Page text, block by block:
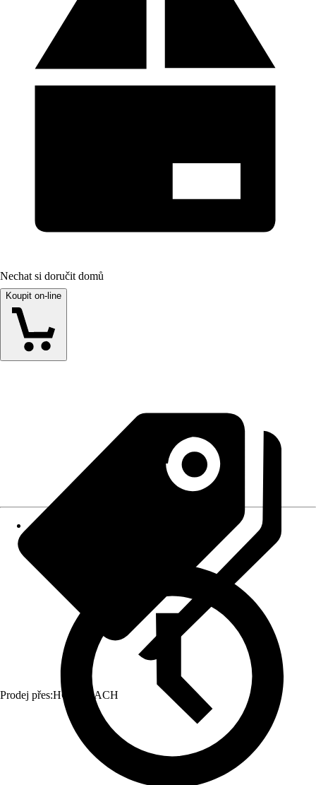
Nechat si doručit domů
Koupit on-line
Prodej přes:HORNBACH